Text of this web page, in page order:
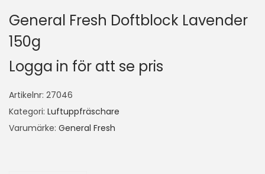
General Fresh Doftblock Lavender
150g
Logga in för att se pris
Artikelnr: 27046
Kategori: Luftuppfräschare
Varumärke: General Fresh